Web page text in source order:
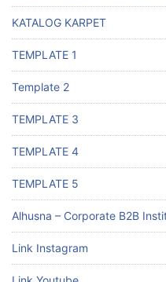
KATALOG KARPET
TEMPLATE 1
Template 2
TEMPLATE 3
TEMPLATE 4
TEMPLATE 5
Alhusna – Corporate B2B
Link Instagram